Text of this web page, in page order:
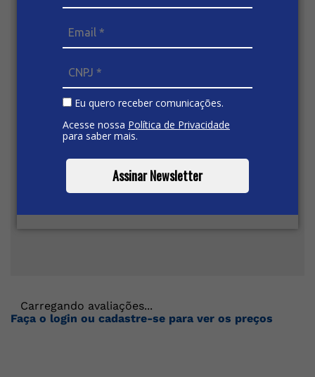
Eu quero receber comunicações.
Acesse nossa Política de Privacidade
para saber mais.
Assinar Newsletter
Carregando avaliações...
Faça o login ou cadastre-se para ver os preços